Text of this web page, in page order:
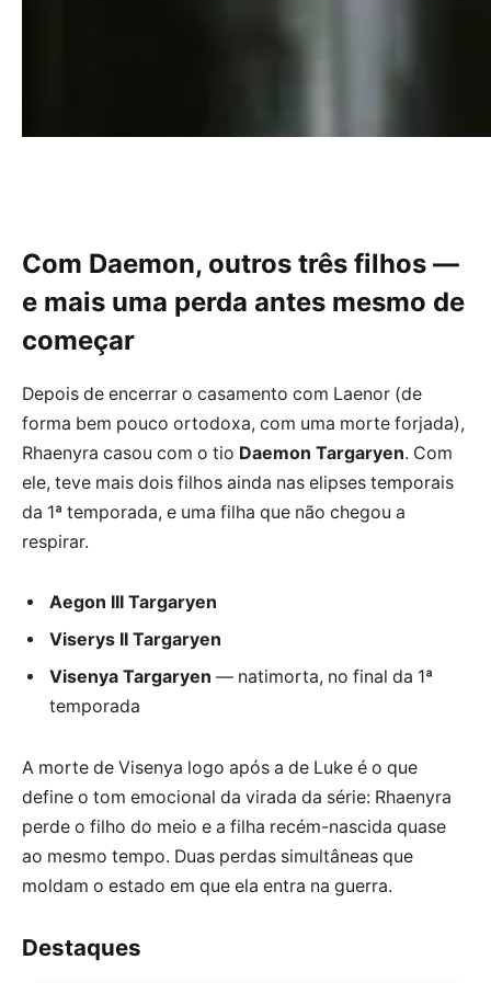
Com Daemon, outros três filhos —
e mais uma perda antes mesmo de
começar
Depois de encerrar o casamento com Laenor (de
forma bem pouco ortodoxa, com uma morte forjada),
Rhaenyra casou com o tio Daemon Targaryen. Com
ele, teve mais dois filhos ainda nas elipses temporais
da 1ª temporada, e uma filha que não chegou a
respirar.
Aegon III Targaryen
Viserys II Targaryen
Visenya Targaryen — natimorta, no final da 1ª
temporada
A morte de Visenya logo após a de Luke é o que
define o tom emocional da virada da série: Rhaenyra
perde o filho do meio e a filha recém-nascida quase
ao mesmo tempo. Duas perdas simultâneas que
moldam o estado em que ela entra na guerra.
Destaques